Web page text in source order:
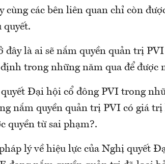
các bên liên quan chỉ còn
quyết.
đây là ai sẽ nắm quyền quản trị
trong những năm qua để được
quyết Đại hội cổ đông PVI trong
nắm quyền quản trị PVI có giá
quyền từ sai phạm?.
lý về hiệu lực của Nghị quyết